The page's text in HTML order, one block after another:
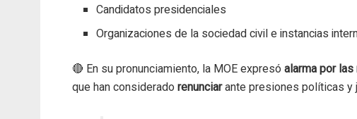
Candidatos presidenciales
Organizaciones de la sociedad civil e instancias
🔴 En su pronunciamiento, la MOE expresó alarma por
que han considerado renunciarante presiones políticas y